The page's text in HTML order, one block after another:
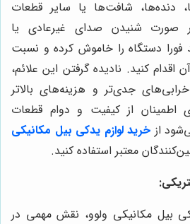
دنده‌ها، شافت‌ها یا سایر قطعات
صورت شنیدن صدای غیرعادی یا
فورا دستگاه را خاموش کرده و نسبت
اقدام کنید. نادیده گرفتن این علائم،
جدی‌تر و هزینه‌های بالاتر
اطمینان از کیفیت و دوام قطعات
از خرید لوازم یدکی بیل مکانیکی
معتبر استفاده کنید.
بیل مکانیکی ولوو، نقش مهمی در